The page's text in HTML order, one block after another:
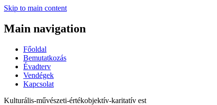
Skip to main content
Main navigation
Főoldal
Bemutatkozás
Évadterv
Vendégek
Kapcsolat
Kulturális-művészeti-értékobjektív-karitatív est